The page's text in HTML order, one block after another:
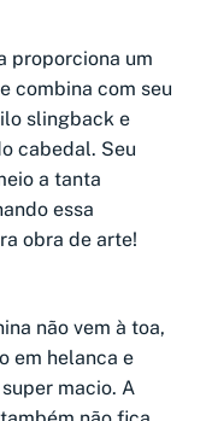
proporciona um
combina com seu
slingback e
cabedal. Seu
a tanta
essa
obra de arte!
não vem à toa,
em helanca e
macio. A